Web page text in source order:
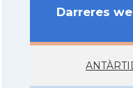
Darreres